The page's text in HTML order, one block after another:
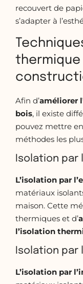
recouvert de
s’adapter à
Afin d’améliorer
bois, il existe
pouvez mettre
méthodes les
Isolation par
L’isolation par
matériaux
maison. Cette
thermiques et d’
l’isolation
Isolation par
L’isolation par